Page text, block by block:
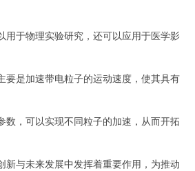
于物理实验研究，还可以应用于医学影
是加速带电粒子的运动速度，使其具有
，可以实现不同粒子的加速，从而开拓
与未来发展中发挥着重要作用，为推动